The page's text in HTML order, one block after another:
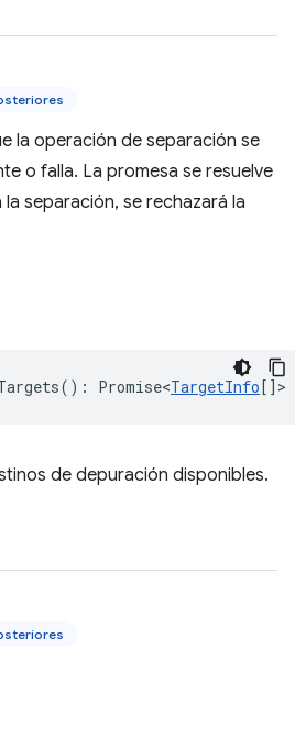
la operación de separación se
o falla. La promesa se resuelve
la separación, se rechazará la
() : Promise<TargetInfo[] >
de depuración disponibles.